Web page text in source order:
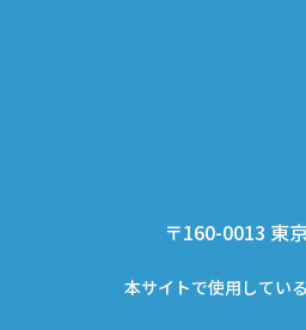
〒160-0013 東
本サイトで使⽤してい